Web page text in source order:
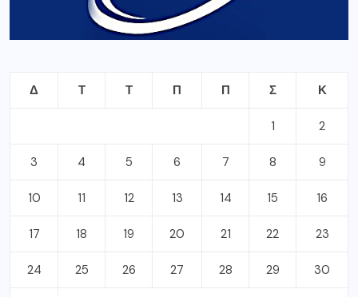
Δ Τ Τ Π Π Σ Κ
1 2
3 4 5 6 7 8 9
10 11 12 13 14 15 16
17 18 19 20 21 22 23
24 25 26 27 28 29 30